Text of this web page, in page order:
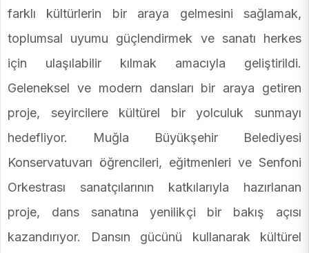
farklı kültürlerin bir araya gelmesini sağlamak,
toplumsal uyumu güçlendirmek ve sanatı herkes
için ulaşılabilir kılmak amacıyla geliştirildi.
Geleneksel ve modern dansları bir araya getiren
proje, seyircilere kültürel bir yolculuk sunmayı
hedefliyor. Muğla Büyükşehir Belediyesi
Konservatuvarı öğrencileri, eğitmenleri ve Senfoni
Orkestrası sanatçılarının katkılarıyla hazırlanan
proje, dans sanatına yenilikçi bir bakış açısı
kazandırıyor. Dansın gücünü kullanarak kültürel